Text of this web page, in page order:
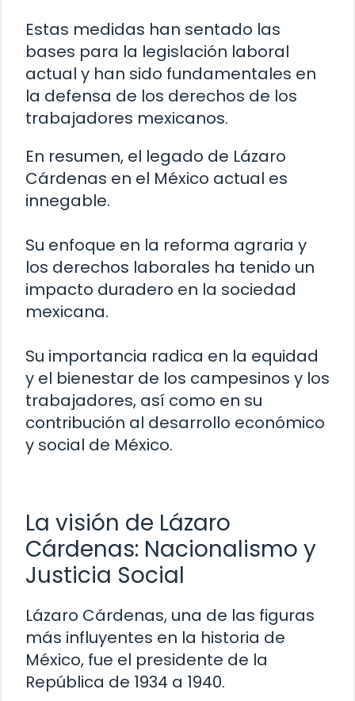
Estas medidas han sentado las
bases para la legislación laboral
actual y han sido fundamentales en
la defensa de los derechos de los
trabajadores mexicanos.
En resumen, el legado de Lázaro
Cárdenas en el México actual es
innegable.
Su enfoque en la reforma agraria y
los derechos laborales ha tenido un
impacto duradero en la sociedad
mexicana.
Su importancia radica en la equidad
y el bienestar de los campesinos y los
trabajadores, así como en su
contribución al desarrollo económico
y social de México.
La visión de Lázaro
Cárdenas: Nacionalismo y
Justicia Social
Lázaro Cárdenas, una de las figuras
más influyentes en la historia de
México, fue el presidente de la
República de 1934 a 1940.